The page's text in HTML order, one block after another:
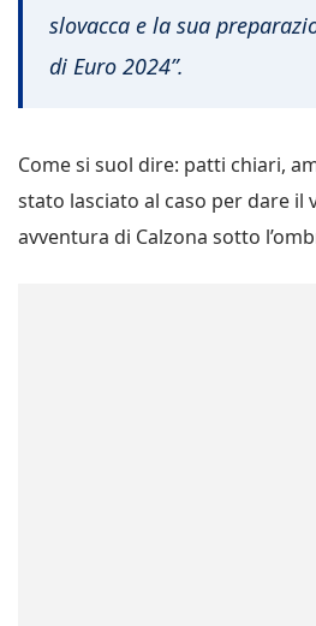
slovacca e la sua
di Euro 2024”.
Come si suol dire: patti chiari,
stato lasciato al caso per dare il
avventura di Calzona sotto